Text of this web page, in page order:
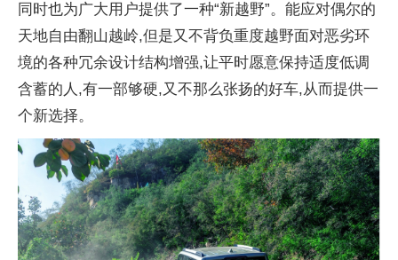
同时也为广大用户提供了一种“新越野”。能应对偶尔的
天地自由翻山越岭,但是又不背负重度越野面对恶劣环
境的各种冗余设计结构增强,让平时愿意保持适度低调
含蓄的人,有一部够硬,又不那么张扬的好车,从而提供一
个新选择。